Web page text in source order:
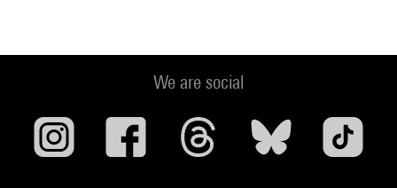
We are social